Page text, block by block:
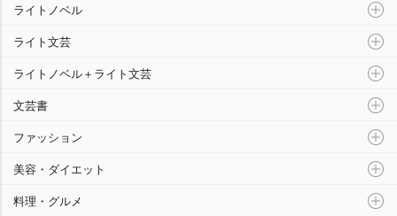
ライトノベル
ライト文芸
ライトノベル＋ライト文芸
文芸書
ファッション
美容・ダイエット
料理・グルメ